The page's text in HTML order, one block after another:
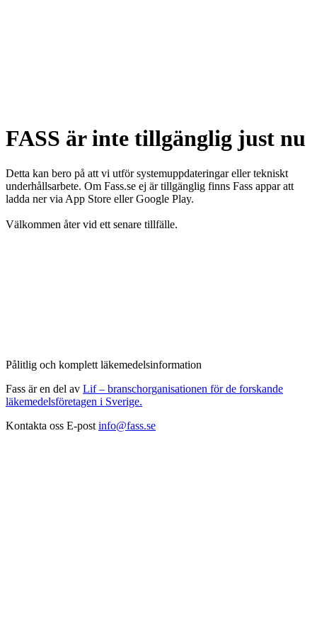
FASS är inte tillgänglig just nu
Detta kan bero på att vi utför systemuppdateringar eller tekniskt
underhållsarbete. Om Fass.se ej är tillgänglig finns Fass appar att
ladda ner via App Store eller Google Play.
Välkommen åter vid ett senare tillfälle.
Pålitlig och komplett läkemedelsinformation
Fass är en del av Lif – branschorganisationen för de forskande
läkemedelsföretagen i Sverige.
Kontakta oss E-post info@fass.se